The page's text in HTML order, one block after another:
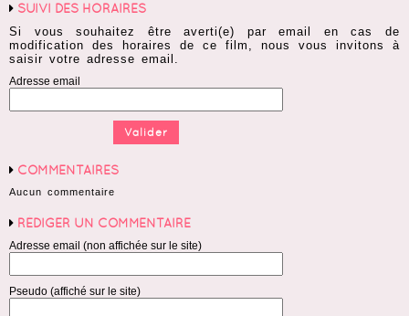
SUIVI DES HORAIRES
Si vous souhaitez être averti(e) par email en cas de
modification des horaires de ce film, nous vous invitons à
saisir votre adresse email.
Adresse email
COMMENTAIRES
Aucun commentaire
RÉDIGER UN COMMENTAIRE
Adresse email (non affichée sur le site)
Pseudo (affiché sur le site)